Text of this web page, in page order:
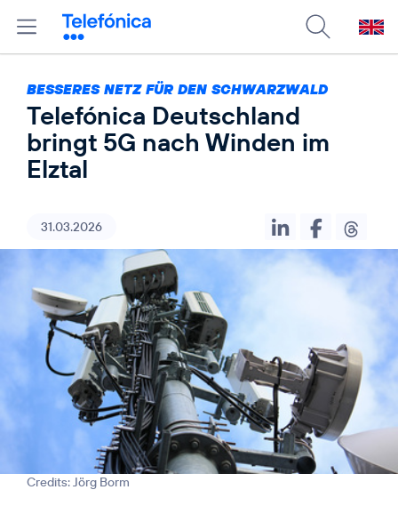
BESSERES NETZ FÜR DEN SCHWARZWALD
Telefónica Deutschland
bringt 5G nach Winden im
Elztal
31.03.2026
Credits: Jörg Borm